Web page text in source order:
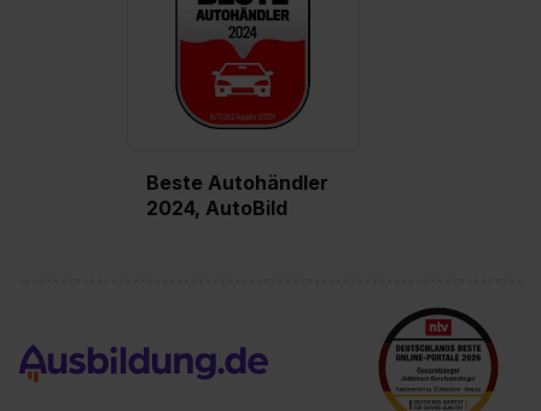
einzelnen Cookies findest du durch Klick auf „Details
zeigen“. Weitere Informationen:Datenschutzerklärung
Beste Autohändler
2024, AutoBild